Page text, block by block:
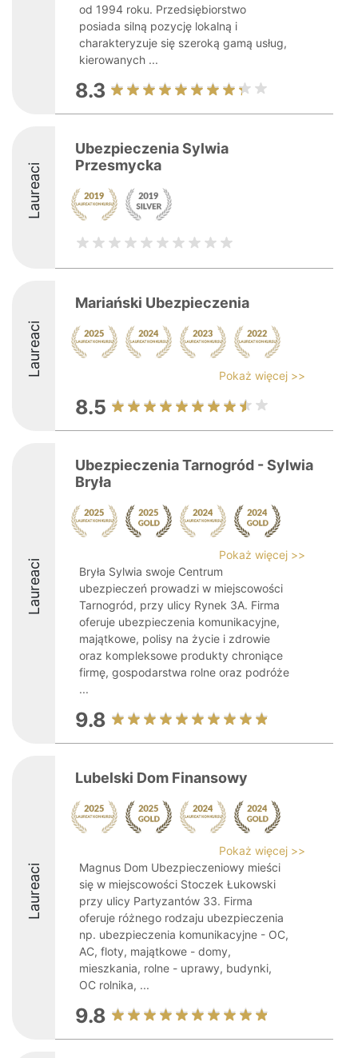
od 1994 roku. Przedsiębiorstwo
posiada silną pozycję lokalną i
charakteryzuje się szeroką gamą usług,
kierowanych ...
8.3
Laureaci
Ubezpieczenia Sylwia
Przesmycka
Laureaci
Mariański Ubezpieczenia
Pokaż więcej >>
8.5
Laureaci
Ubezpieczenia Tarnogród - Sylwia
Bryła
Pokaż więcej >>
Bryła Sylwia swoje Centrum
ubezpieczeń prowadzi w miejscowości
Tarnogród, przy ulicy Rynek 3A. Firma
oferuje ubezpieczenia komunikacyjne,
majątkowe, polisy na życie i zdrowie
oraz kompleksowe produkty chroniące
firmę, gospodarstwa rolne oraz podróże
...
9.8
Laureaci
Lubelski Dom Finansowy
Pokaż więcej >>
Magnus Dom Ubezpieczeniowy mieści
się w miejscowości Stoczek Łukowski
przy ulicy Partyzantów 33. Firma
oferuje różnego rodzaju ubezpieczenia
np. ubezpieczenia komunikacyjne - OC,
AC, floty, majątkowe - domy,
mieszkania, rolne - uprawy, budynki,
OC rolnika, ...
9.8